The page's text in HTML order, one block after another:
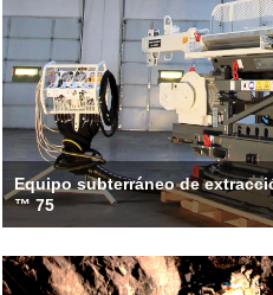
Este compac
Leer más >>
Equipo subterráneo de
™ 75
una velocidad de manejo de
alimentación está disponible Leer